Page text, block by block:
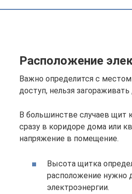
Расположение
Важно определится с
доступ, нельзя
В большинстве случаев щит
сразу в коридоре дома или
напряжение в помещение.
Высота щитка
расположение нужно
электроэнергии.